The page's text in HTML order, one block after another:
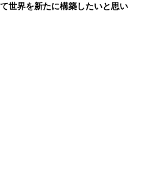
世界を新たに構築したいと思い